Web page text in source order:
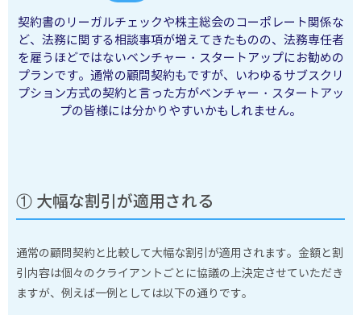
契約書のリーガルチェックや株主総会のコーポレート関係な
ど、法務に関する相談事項が増えてきたものの、法務専任者
を雇うほどではないベンチャー・スタートアップにお勧めの
プランです。通常の顧問契約もですが、いわゆるサブスクリ
プション方式の契約と言った方がベンチャー・スタートアッ
プの皆様には分かりやすいかもしれません。
① 大幅な割引が適用される
通常の顧問契約と比較して大幅な割引が適用されます。金額と割
引内容は個々のクライアントごとに協議の上決定させていただき
ますが、例えば一例としては以下の通りです。